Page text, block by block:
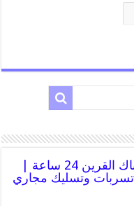
رقم فني صحي سباك القرين 24 ساعة |